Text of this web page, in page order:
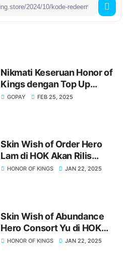
Nikmati Keseruan Honor of
Kings dengan Top Up
melalui GoPay!
GOPAY FEB 25, 2025
Skin Wish of Order Hero
Lam di HOK Akan Rilis
Tanggal dan Detail Lengkap!
HONOR OF KINGS JAN 22, 2025
Skin Wish of Abundance
Hero Consort Yu di HOK
Akan Rilis Tanggal dan Detail
HONOR OF KINGS JAN 22, 2025